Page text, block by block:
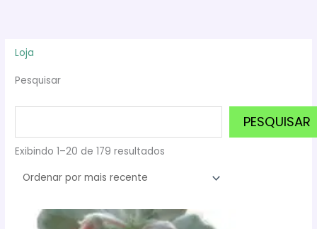
conteúdo
Loja
Pesquisar
PESQUISAR
Exibindo 1–20 de 179 resultados